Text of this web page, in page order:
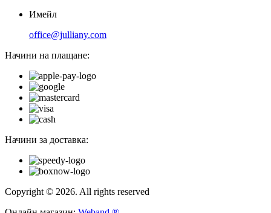
Имейл
office@julliany.com
Начини на плащане:
Начини за доставка:
Copyright © 2026. All rights reserved